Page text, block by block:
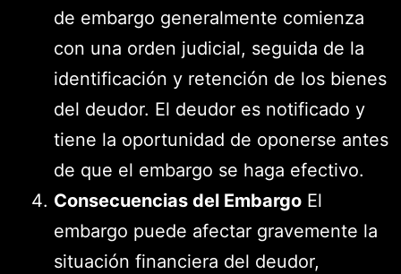
de embargo generalmente comienza
con una orden judicial, seguida de la
identificación y retención de los bienes
del deudor. El deudor es notificado y
tiene la oportunidad de oponerse antes
de que el embargo se haga efectivo.
Consecuencias del Embargo El
embargo puede afectar gravemente la
situación financiera del deudor,